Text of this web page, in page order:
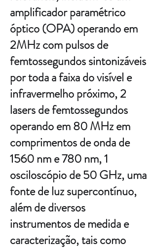
amplificador paramétrico
óptico (OPA) operando em
2MHz com pulsos de
femtossegundos sintonizáveis
por toda a faixa do visível e
infravermelho próximo, 2
lasers de femtossegundos
operando em 80 MHz em
comprimentos de onda de
1560 nm e 780 nm, 1
osciloscópio de 50 GHz, uma
fonte de luz supercontínuo,
além de diversos
instrumentos de medida e
caracterização, tais como